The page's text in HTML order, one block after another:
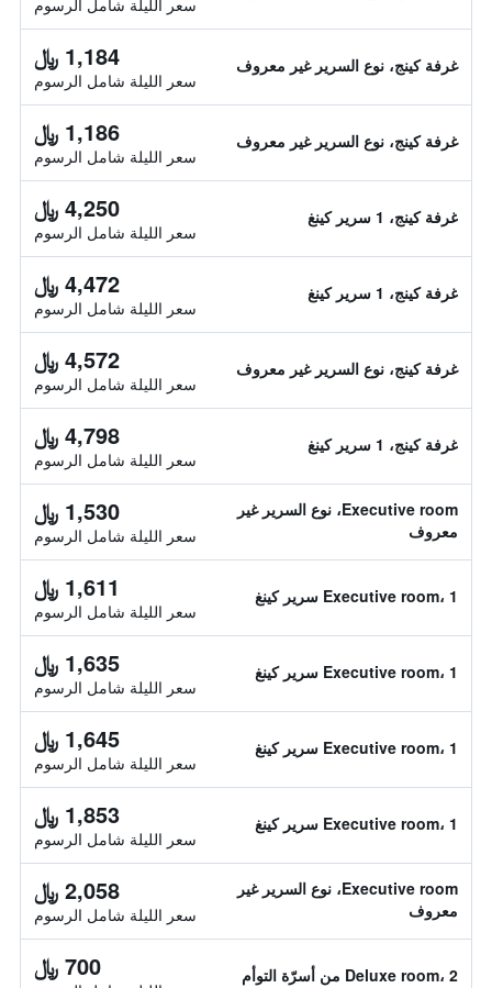
سعر الليلة شامل الرسوم
غرفة كينج، نوع السرير غير معروف 1,184 ﷼
سعر الليلة شامل الرسوم
غرفة كينج، نوع السرير غير معروف 1,186 ﷼
سعر الليلة شامل الرسوم
غرفة كينج، 1 سرير كينغ 4,250 ﷼
سعر الليلة شامل الرسوم
غرفة كينج، 1 سرير كينغ 4,472 ﷼
سعر الليلة شامل الرسوم
غرفة كينج، نوع السرير غير معروف 4,572 ﷼
سعر الليلة شامل الرسوم
غرفة كينج، 1 سرير كينغ 4,798 ﷼
سعر الليلة شامل الرسوم
Executive room، نوع السرير غير
معروف
1,530 ﷼
سعر الليلة شامل الرسوم
Executive room، 1 سرير كينغ 1,611 ﷼
سعر الليلة شامل الرسوم
Executive room، 1 سرير كينغ 1,635 ﷼
سعر الليلة شامل الرسوم
Executive room، 1 سرير كينغ 1,645 ﷼
سعر الليلة شامل الرسوم
Executive room، 1 سرير كينغ 1,853 ﷼
سعر الليلة شامل الرسوم
Executive room، نوع السرير غير
معروف
2,058 ﷼
سعر الليلة شامل الرسوم
Deluxe room، 2 من أسرّة التوأم 700 ﷼